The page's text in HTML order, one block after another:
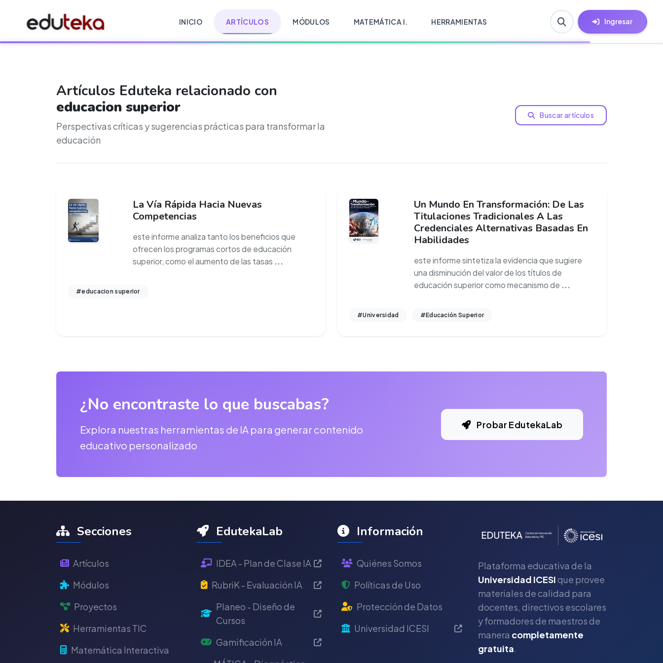
INICIO ARTÍCULOS MÓDULOS MATEMÁTICA I. HERRAMIENTAS Ingresar
Artículos Eduteka relacionado con
educacion superior
Perspectivas críticas y sugerencias prácticas para transformar la
educación
Buscar artículos
La Vía Rápida Hacia Nuevas
Competencias
este informe analiza tanto los beneficios que
ofrecen los programas cortos de educación
superior, como el aumento de las tasas ...
#educacion superior
Un Mundo En Transformación: De Las
Titulaciones Tradicionales A Las
Credenciales Alternativas Basadas En
Habilidades
este informe sintetiza la evidencia que sugiere
una disminución del valor de los títulos de
educación superior como mecanismo de ...
#Universidad #Educación Superior
¿No encontraste lo que buscabas?
Explora nuestras herramientas de IA para generar contenido
educativo personalizado
Probar EdutekaLab
Secciones
Artículos
Módulos
Proyectos
Herramientas TIC
Matemática Interactiva
EdutekaLab
IDEA - Plan de Clase IA
RubriK - Evaluación IA
Planeo - Diseño de
Cursos
Gamificación IA
Información
Quiénes Somos
Políticas de Uso
Protección de Datos
Universidad ICESI
Plataforma educativa de la
Universidad ICESIque provee
materiales de calidad para
docentes, directivos escolares
y formadores de maestros de
manera completamente
gratuita.